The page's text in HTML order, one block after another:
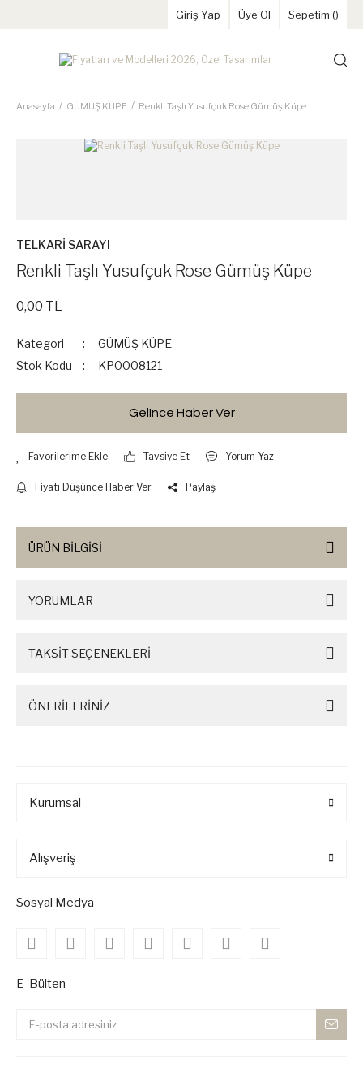
Giriş Yap Üye Ol Sepetim ()
Anasayfa GÜMÜŞ KÜPE Renkli Taşlı Yusufçuk Rose Gümüş Küpe
TELKARİ SARAYI
Renkli Taşlı Yusufçuk Rose Gümüş Küpe
0,00 TL
Kategori
GÜMÜŞ KÜPE
Stok Kodu
KP0008121
Gelince Haber Ver
Tavsiye Et Yorum Yaz
Fiyatı Düşünce Haber Ver Paylaş
ÜRÜN BİLGİSİ
YORUMLAR
TAKSİT SEÇENEKLERİ
ÖNERİLERİNİZ
Kurumsal
Alışveriş
Sosyal Medya
E-Bülten